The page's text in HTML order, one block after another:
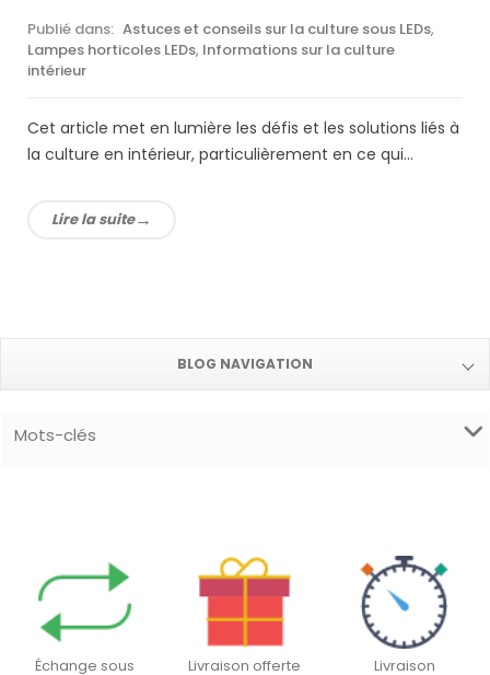
Publié dans: Astuces et conseils sur la culture sous LEDs,
Lampes horticoles LEDs, Informations sur la culture
intérieur
Cet article met en lumière les défis et les solutions liés à
la culture en intérieur, particulièrement en ce qui...
Lire la suite
BLOG NAVIGATION
Mots-clés
Échange sous Livraison offerte Livraison